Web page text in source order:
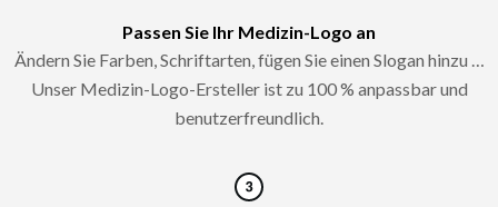
Passen Sie Ihr Medizin-Logo an
Ändern Sie Farben, Schriftarten, fügen Sie einen Slogan hinzu …
Unser Medizin-Logo-Ersteller ist zu 100 % anpassbar und
benutzerfreundlich.